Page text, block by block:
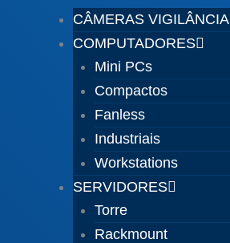
CÂMERAS VIGILÂNCIA
COMPUTADORES
Mini PCs
Compactos
Fanless
Industriais
Workstations
SERVIDORES
Torre
Rackmount